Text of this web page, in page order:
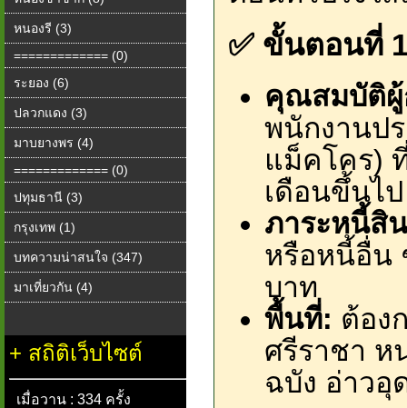
หนองรี (3)
============= (0)
ระยอง (6)
ปลวกแดง (3)
มาบยางพร (4)
============= (0)
ปทุมธานี (3)
กรุงเทพ (1)
บทความน่าสนใจ (347)
มาเที่ยวกัน (4)
+ สถิติเว็บไซต์
เมื่อวาน : 334 ครั้ง
✅ ขั้นตอนที่
คุณสมบัติ
พนักงานป
แม็คโคร)
เดือนขึ้นไป
ภาระหนี้สิ
หรือหนี้อื่น
บาท
พื้นที่: ต้อง
ศรีราชา
ฉบัง อ่าว